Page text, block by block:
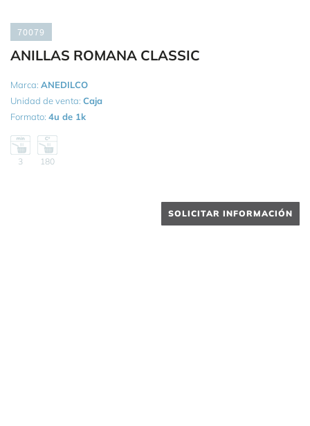
70079
ANILLAS ROMANA CLASSIC
Marca: ANEDILCO
Unidad de venta: Caja
Formato: 4u de 1k
3 180
SOLICITAR INFORMACIÓN